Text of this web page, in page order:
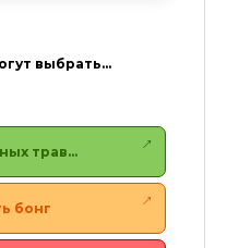
выбрать…
трав…
бонг